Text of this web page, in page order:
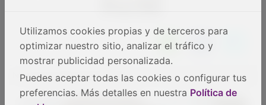
NOTICIAS RELACIONADAS
Utilizamos cookies propias y de terceros para
optimizar nuestro sitio, analizar el tráfico y
mostrar publicidad personalizada.
Puedes aceptar todas las cookies o configurar tus
preferencias. Más detalles en nuestra Política de